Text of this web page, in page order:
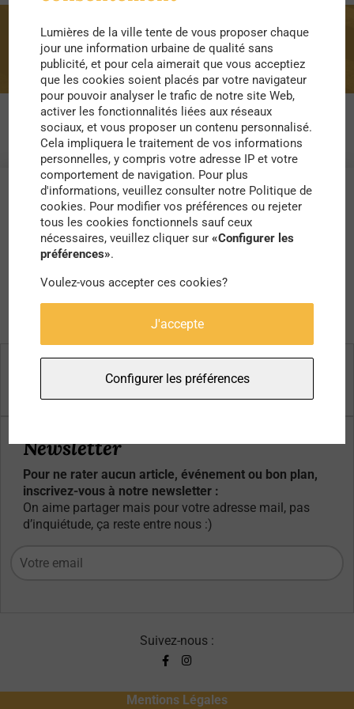
résidence secondaire
Newsletter
Pour ne rater aucun article, événement ou bon plan,
inscrivez-vous à notre newsletter :
On aime partager mais pour votre adresse mail, pas
d’inquiétude, ça reste entre nous :)
Suivez-nous :
Mentions Légales
Lumières de la ville tente de vous proposer chaque
jour une information urbaine de qualité sans
publicité, et pour cela aimerait que vous acceptiez
que les cookies soient placés par votre navigateur
pour pouvoir analyser le trafic de notre site Web,
activer les fonctionnalités liées aux réseaux
sociaux, et vous proposer un contenu personnalisé.
Cela impliquera le traitement de vos informations
personnelles, y compris votre adresse IP et votre
comportement de navigation. Pour plus
d'informations, veuillez consulter notre Politique de
cookies. Pour modifier vos préférences ou rejeter
tous les cookies fonctionnels sauf ceux
nécessaires, veuillez cliquer sur«Configurer les
préférences».
Voulez-vous accepter ces cookies?
J'accepte
Configurer les préférences